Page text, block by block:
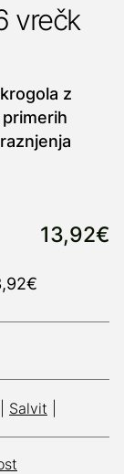
vrečk
z
13,92€
Salvit